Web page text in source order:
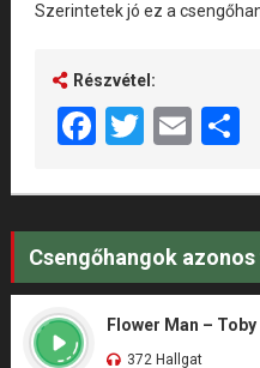
Szerintetek jó ez a
Részvétel:
Facebook
Twitter
Csengőhangok
Flower Man – Toby
372 Hallgat